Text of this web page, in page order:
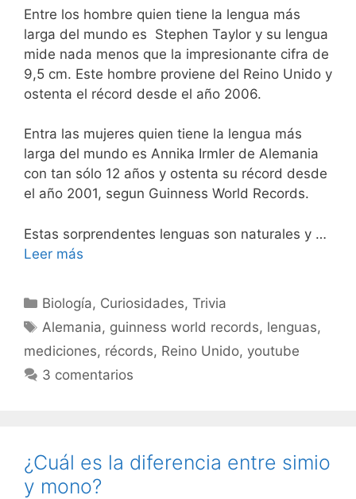
Entre los hombre quien tiene la lengua más
larga del mundo es Stephen Taylor y su lengua
mide nada menos que la impresionante cifra de
9,5 cm. Este hombre proviene del Reino Unido y
ostenta el récord desde el año 2006.
Entra las mujeres quien tiene la lengua más
larga del mundo es Annika Irmler de Alemania
con tan sólo 12 años y ostenta su récord desde
el año 2001, segun Guinness World Records.
Estas sorprendentes lenguas son naturales y …
Leer más
Categorías
Biología, Curiosidades,Trivia
Etiquetas
Alemania, guinness world records, lenguas,
mediciones, récords, Reino Unido, youtube
3 comentarios
¿Cuál es la diferencia entre simio
y mono?